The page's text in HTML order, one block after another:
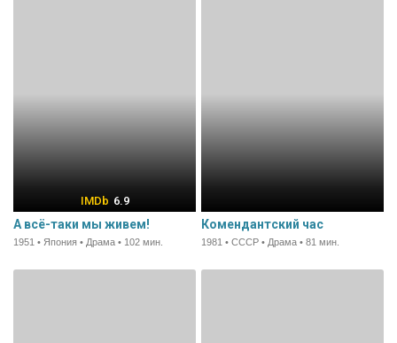
6.9
А всё-таки мы живем!
1951 • Япония • Драма • 102 мин.
Комендантский час
1981 • СССР • Драма • 81 мин.